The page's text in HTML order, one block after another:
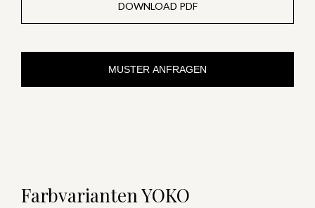
DOWNLOAD PDF
MUSTER ANFRAGEN
Farbvarianten YOKO